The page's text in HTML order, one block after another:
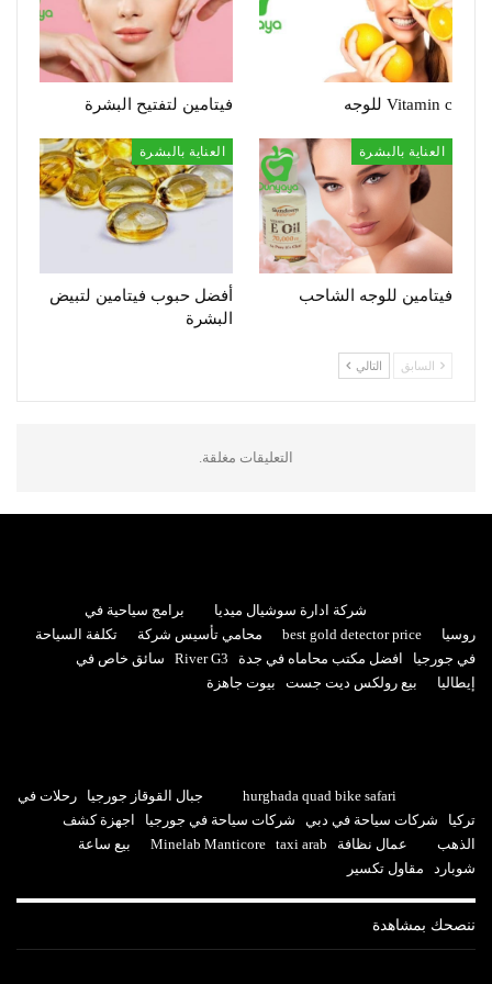
Vitamin c للوجه فيتامين لتفتيح البشرة
العناية بالبشرة
فيتامين للوجه الشاحب
العناية بالبشرة
أفضل حبوب فيتامين لتبيض
البشرة
السابق التالي
التعليقات مغلقة.
شركة ادارة سوشيال ميديا
برامج سياحية في
روسيا
best gold detector price محامي تأسيس شركة
تكلفة السياحة
في جورجيا
افضل مكتب محاماه في جدة River G3
سائق خاص في
إيطاليا
بيع رولكس ديت جست بيوت جاهزة
hurghada quad bike safari جبال القوقاز جورجيا
رحلات في
تركيا
شركات سياحة في دبي شركات سياحة في جورجيا
اجهزة كشف
الذهب
عمال نظافة Minelab Manticore taxi arab
بيع ساعة
شوبارد
مقاول تكسير
ننصحك بمشاهدة